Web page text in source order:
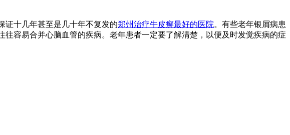
证十几年甚至是几十年不复发的郑州治疗牛皮癣最好的医院。有些老年银屑病患
容易合并心脑血管的疾病。老年患者一定要了解清楚，以便及时发觉疾病的症